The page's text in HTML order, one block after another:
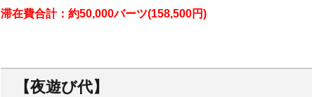
滞在費合計：約50,000バーツ(158,500円)
【夜遊び代】